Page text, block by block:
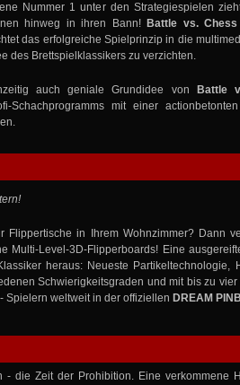
Nummer 1 unter den Strategiespielen
hinweg in ihren Bann! Battle vs. Chess
das erfolgreiche Spielprinzip in die
des Brettspielklassikers zu verzichten.
auch geniale Grundidee von Battle
Schachprogramms mit einer
Flippertische in Ihrem Wohnzimmer? Dann
Multi-Level-3D-Flipperboards! Eine
heraus: Neueste Partikeltechnologie,
Schwierigkeitsgraden und mit bis zu
Spielern weltweit in der offiziellen DREAM
- die Zeit der Prohibition. Eine verkommene